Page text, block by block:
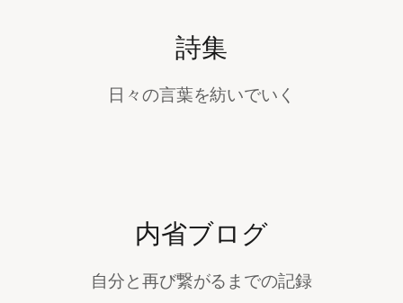
詩集
日々の言葉を紡いでいく
内省ブログ
自分と再び繋がるまでの記録